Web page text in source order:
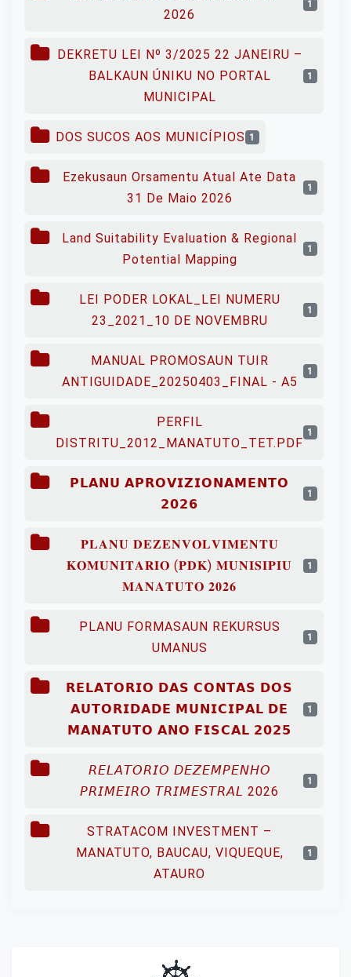
2026
1
DEKRETU LEI Nº 3/2025 22 JANEIRU –
BALKAUN ÚNIKU NO PORTAL
MUNICIPAL
1
DOS SUCOS AOS MUNICÍPIOS 1
Ezekusaun Orsamentu Atual Ate Data
31 De Maio 2026
1
Land Suitability Evaluation & Regional
Potential Mapping
1
LEI PODER LOKAL_LEI NUMERU
23_2021_10 DE NOVEMBRU
1
MANUAL PROMOSAUN TUIR
ANTIGUIDADE_20250403_FINAL - A5
1
PERFIL
DISTRITU_2012_MANATUTO_TET.PDF
1
𝗣𝗟𝗔𝗡𝗨 𝗔𝗣𝗥𝗢𝗩𝗜𝗭𝗜𝗢𝗡𝗔𝗠𝗘𝗡𝗧𝗢
𝟮𝟬𝟮𝟲
1
𝐏𝐋𝐀𝐍𝐔 𝐃𝐄𝐙𝐄𝐍𝐕𝐎𝐋𝐕𝐈𝐌𝐄𝐍𝐓𝐔
𝐊𝐎𝐌𝐔𝐍𝐈𝐓𝐀𝐑𝐈𝐎 (𝐏𝐃𝐊) 𝐌𝐔𝐍𝐈𝐒𝐈𝐏𝐈𝐔
𝐌𝐀𝐍𝐀𝐓𝐔𝐓𝐎 𝟐𝟎𝟐𝟔
1
PLANU FORMASAUN REKURSUS
UMANUS
1
𝗥𝗘𝗟𝗔𝗧𝗢𝗥𝗜𝗢 𝗗𝗔𝗦 𝗖𝗢𝗡𝗧𝗔𝗦 𝗗𝗢𝗦
𝗔𝗨𝗧𝗢𝗥𝗜𝗗𝗔𝗗𝗘 𝗠𝗨𝗡𝗜𝗖𝗜𝗣𝗔𝗟 𝗗𝗘
𝗠𝗔𝗡𝗔𝗧𝗨𝗧𝗢 𝗔𝗡𝗢 𝗙𝗜𝗦𝗖𝗔𝗟 𝟮𝟬𝟮𝟱
1
𝘙𝘌𝘓𝘈𝘛𝘖𝘙𝘐𝘖 𝘋𝘌𝘡𝘌𝘔𝘗𝘌𝘕𝘏𝘖
𝘗𝘙𝘐𝘔𝘌𝘐𝘙𝘖 𝘛𝘙𝘐𝘔𝘌𝘚𝘛𝘙𝘈𝘓 2026
1
STRATACOM INVESTMENT –
MANATUTO, BAUCAU, VIQUEQUE,
ATAURO
1